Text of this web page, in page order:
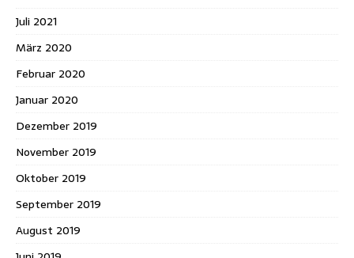
Juli 2021
März 2020
Februar 2020
Januar 2020
Dezember 2019
November 2019
Oktober 2019
September 2019
August 2019